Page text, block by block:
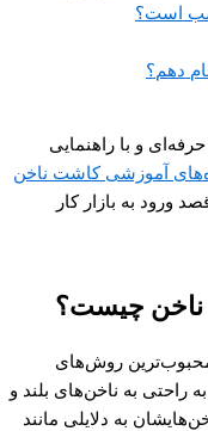
است؟
دهم؟
و با راهنمایی
آموزشی کاشت ناخن
ورود به بازار کار
ناخن چیست؟
روش‌های
به ناخن‌های بلند و
به دلایلی مانند